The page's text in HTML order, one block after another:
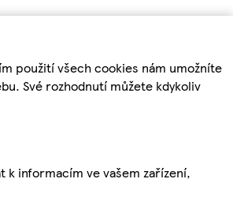
použití všech cookies nám umožníte
Své rozhodnutí můžete kdykoliv
informacím ve vašem zařízení,